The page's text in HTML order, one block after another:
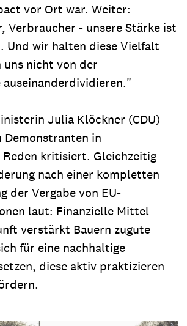
vor Ort war. Weiter:
Verbraucher - unsere Stärke ist
Und wir halten diese Vielfalt
uns nicht von der
Julia Klöckner (CDU)
Demonstranten in
Reden kritisiert. Gleichzeitig
nach einer kompletten
der Vergabe von EU-
laut: Finanzielle Mittel
verstärkt Bauern zugute
für eine nachhaltige
diese aktiv praktizieren